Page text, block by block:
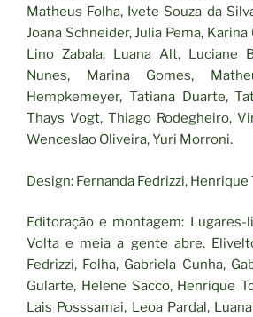
Matheus Folha, Ivete Souza da
Joana Schneider, Julia Pema, Karina
Lino Zabala, Luana Alt, Luciane
Nunes, Marina Gomes,
Hempkemeyer, Tatiana Duarte,
Thays Vogt, Thiago Rodegheiro,
Wenceslao Oliveira, Yuri Morroni.
Design: Fernanda Fedrizzi, Henrique
Editoração e montagem:
Volta e meia a gente abre.
Fedrizzi, Folha, Gabriela Cunha,
Gularte, Helene Sacco, Henrique
Lais Posssamai, Leoa Pardal,